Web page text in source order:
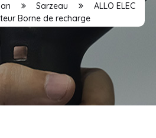
Sarzeau
ALLO ELEC
Borne de recharge